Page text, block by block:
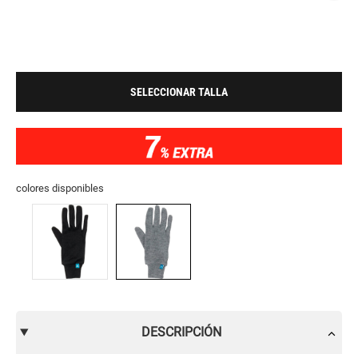
SELECCIONAR TALLA
colores disponibles
DESCRIPCIÓN